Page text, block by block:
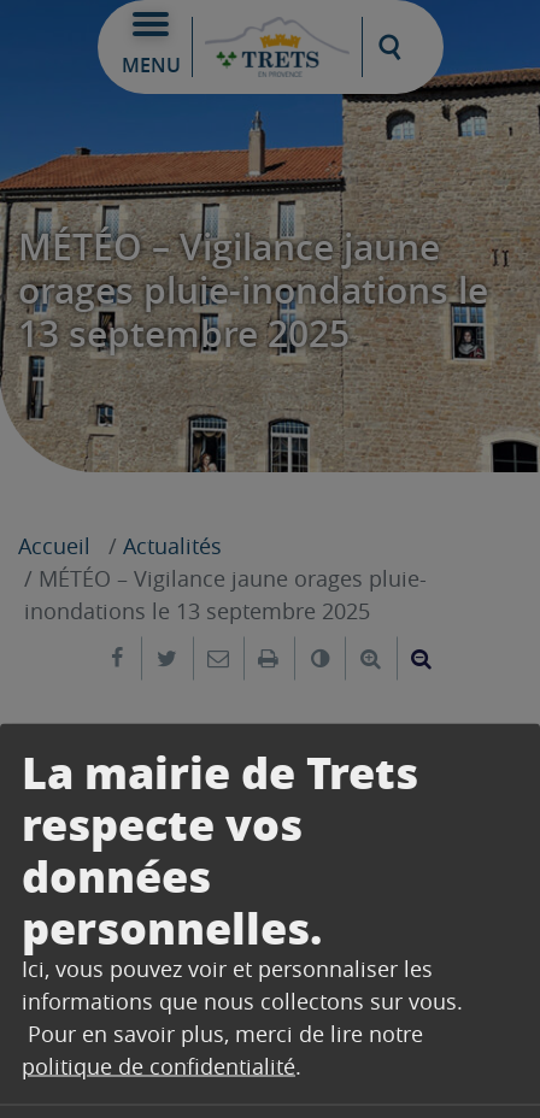
La mairie de Trets
respecte vos
données
personnelles.
Ici, vous pouvez voir et personnaliser les
informations que nous collectons sur vous.
Pour en savoir plus, merci de lire notre
politique de confidentialité.
MENU
Moteur de
MÉTÉO – Vigilance jaune
orages pluie-inondations le
13 septembre 2025
Accueil
Actualités
MÉTÉO – Vigilance jaune orages pluie-
inondations le 13 septembre 2025
Partager sur Facebook
Partager sur Twitter
Envoyer par e-mail
ImprimerChanger leAgrandir le
12 septembre 2025
Le département desBouches-du-Rhône
placé en vigilance jaune
et pluie inondationà compter du samedi 13
septembre à 11h. La
département est la plus concernée. Des
phénomènes de ruissellement ne sont pas à
exclure, notamment en Ville.
Le département duVarest placé en vigilance
orangepour les risquesorages et pluie